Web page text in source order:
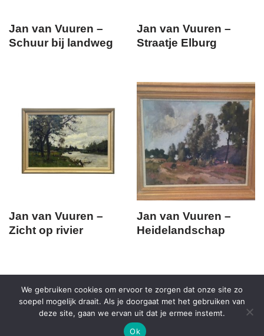
Jan van Vuuren –
Schuur bij landweg
Jan van Vuuren –
Straatje Elburg
Jan van Vuuren –
Zicht op rivier
Jan van Vuuren –
Heidelandschap
KVK 52836347 | BTW: NL165619193B01 | Copyright Kunsthandel
We gebruiken cookies om ervoor te zorgen dat onze site zo
soepel mogelijk draait. Als je doorgaat met het gebruiken van
deze site, gaan we ervan uit dat je ermee instemt.
Ok